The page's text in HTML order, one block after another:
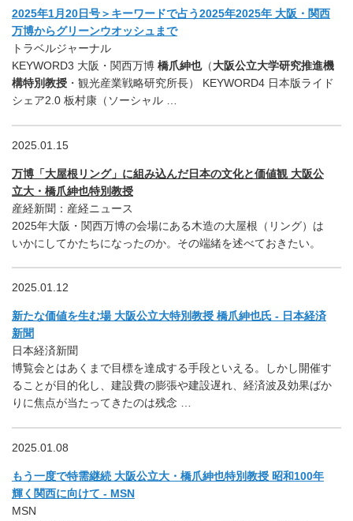
2025年1月20日号＞キーワードで占う2025年2025年 大阪・関西
万博からグリーンウオッシュまで
トラベルジャーナル
KEYWORD3 大阪・関西万博 橋爪紳也（大阪公立大学研究推進機
構特別教授 ・観光産業戦略研究所長） KEYWORD4 日本版ライド
シェア2.0 板村康（ソーシャル …
2025.01.15
万博「大屋根リング」に組み込んだ日本の文化と価値観 大阪公
立大・橋爪紳也特別教授
産経新聞：産経ニュース
2025年大阪・関西万博の会場にある木造の大屋根（リング）は
いかにしてかたちになったのか。その端緒を述べておきたい。
2025.01.12
新たな価値を生む場 大阪公立大特別教授 橋爪紳也氏 - 日本経済
新聞
日本経済新聞
博覧会とはあくまで目標を達成する手段といえる。しかし開催す
ることが目的化し、建設費の膨張や建設遅れ、経済波及効果ばか
りに焦点が当たってきたのは残念 …
2025.01.08
もう一度で特需継続 大阪公立大・橋爪紳也特別教授 昭和100年
輝く関西に向けて - MSN
MSN